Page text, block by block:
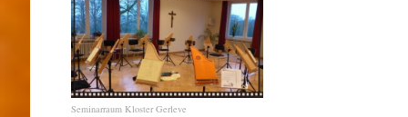
Seminarraum Kloster Gerleve